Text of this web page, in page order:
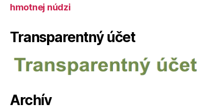
hmotnej núdzi
Transparentný účet
Archív